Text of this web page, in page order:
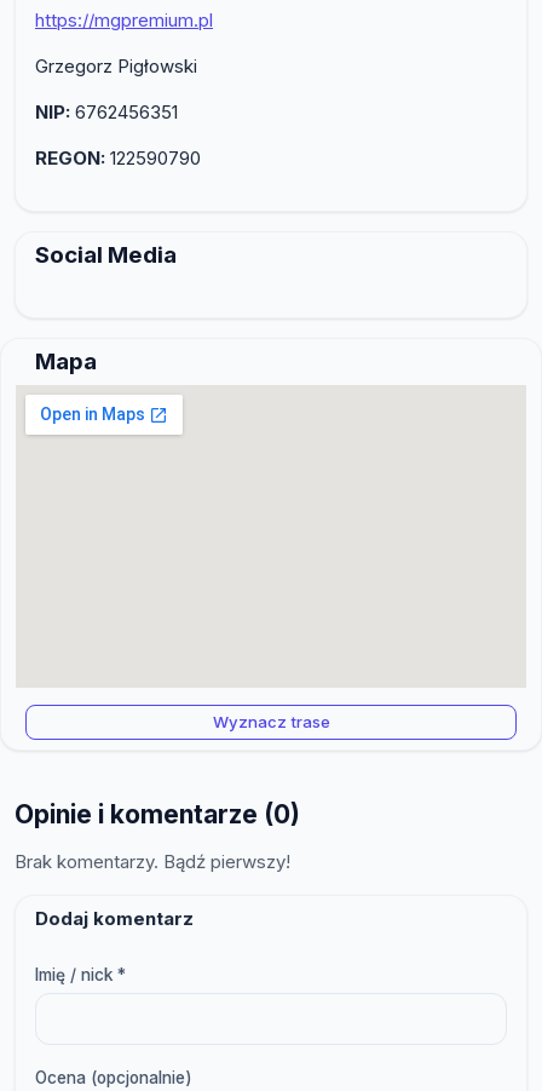
https://mgpremium.pl
Grzegorz Pigłowski
NIP: 6762456351
REGON: 122590790
Social Media
Mapa
Wyznacz trase
Opinie i komentarze (0)
Brak komentarzy. Bądź pierwszy!
Dodaj komentarz
Imię / nick *
Ocena (opcjonalnie)